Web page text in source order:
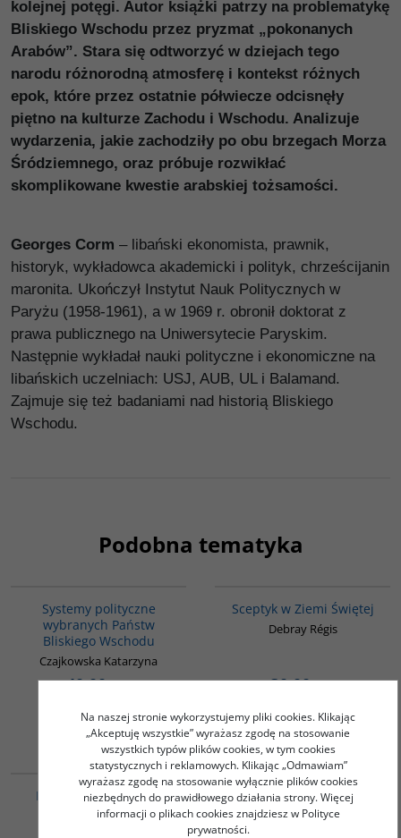
kolejnej potęgi. Autor książki patrzy na problematykę
Bliskiego Wschodu przez pryzmat „pokonanych
Arabów”. Stara się odtworzyć w dziejach tego
narodu różnorodną atmosferę i kontekst różnych
epok, które przez ostatnie półwiecze odcisnęły
piętno na kulturze Zachodu i Wschodu. Analizuje
wydarzenia, jakie zachodziły po obu brzegach Morza
Śródziemnego, oraz próbuje rozwikłać
skomplikowane kwestie arabskiej tożsamości.
Georges Corm – libański ekonomista, prawnik,
historyk, wykładowca akademicki i polityk, chrześcijanin
maronita. Ukończył Instytut Nauk Politycznych w
Paryżu (1958-1961), a w 1969 r. obronił doktorat z
prawa publicznego na Uniwersytecie Paryskim.
Następnie wykładał nauki polityczne i ekonomiczne na
libańskich uczelniach: USJ, AUB, UL i Balamand.
Zajmuje się też badaniami nad historią Bliskiego
Wschodu.
Podobna tematyka
Systemy polityczne
wybranych Państw
Bliskiego Wschodu
Czajkowska Katarzyna
40.00PLN
ZOBACZ
Sceptyk w Ziemi Świętej
Debray Régis
30.00PLN
ZOBACZ
00023G
Konflikty i napięcia w
świecie arabskim
Na naszej stronie wykorzystujemy pliki cookies. Klikając
„Akceptuję wszystkie” wyrażasz zgodę na stosowanie
wszystkich typów plików cookies, w tym cookies
statystycznych i reklamowych. Klikając „Odmawiam”
wyrażasz zgodę na stosowanie wyłącznie plików cookies
niezbędnych do prawidłowego działania strony. Więcej
informacji o plikach cookies znajdziesz w Polityce
prywatności.